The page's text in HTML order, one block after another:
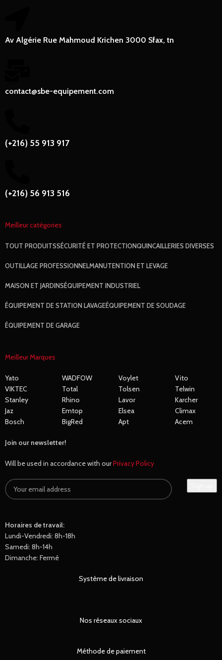
Av Algérie Rue Mahmoud Krichen 3000 Sfax, tn
contact@sbe-equipement.com
(+216) 55 913 917
(+216) 56 913 516
Meilleur catégories
TOUT PRODUITSSÉCURITÉ ET PROTECTIONQUINCAILLERIES DIVERSES
OUTILLAGE PROFESSIONNELMANUTENTION ET LEVAGE
MAISON ET JARDINSÉQUIPEMENT INDUSTRIEL
ÉQUIPEMENT DE STATION LAVAGEÉQUIPEMENT DE SOUDAGE
ÉQUIPEMENT DE GARAGE
Meilleur Marques
Yato WADFOW Voylet
Vito
VIKTEC
Total Tolsen
Telwin
Stanley
Rhino Lavor
Karcher
Jaz
Emtop Elsea
Climax
Bosch
BigRed Apt Acem
Join our newsletter!
Will be used in accordance with ourPrivacy Policy
Horaires de travail:
Lundi-Vendredi: 8h-18h
Samedi: 8h-14h
Dimanche: Fermé
Système de livraison
Nos réseaux sociaux
Méthode de paiement